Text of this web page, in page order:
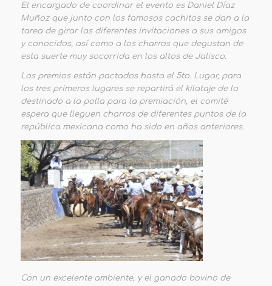
El encargado de coordinar el evento es Daniel Díaz
Muñoz que junto con los famosos cachitos se dan a la
tarea de girar las diferentes invitaciones a sus amigos
y conocidos, así como a los charros que degustan de
esta suerte muy socorrida en los altos de Jalisco.
Los premios están pactados hasta el 5to. Lugar, para
los tres primeros lugares se repartirá el kilataje de lo
destinado a la polla para la premiación, el comité
espera que lleguen charros de diferentes puntos de la
república mexicana como ha sido en años anteriores.
Con un excelente ambiente, y el ganado bovino de